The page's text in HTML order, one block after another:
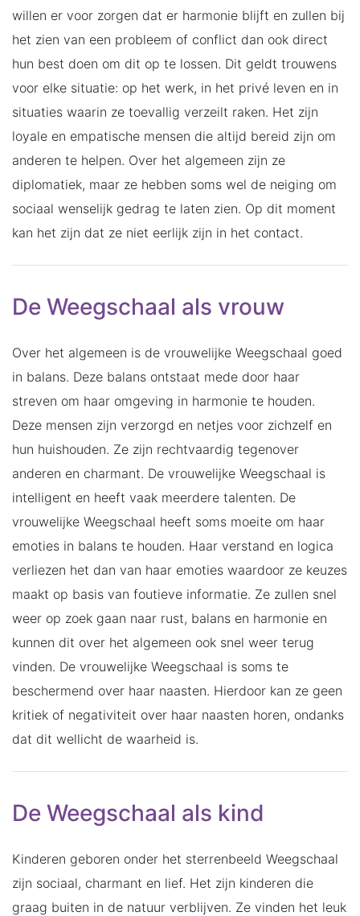
willen er voor zorgen dat er harmonie blijft en zullen bij
het zien van een probleem of conflict dan ook direct
hun best doen om dit op te lossen. Dit geldt trouwens
voor elke situatie: op het werk, in het privé leven en in
situaties waarin ze toevallig verzeilt raken. Het zijn
loyale en empatische mensen die altijd bereid zijn om
anderen te helpen. Over het algemeen zijn ze
diplomatiek, maar ze hebben soms wel de neiging om
sociaal wenselijk gedrag te laten zien. Op dit moment
kan het zijn dat ze niet eerlijk zijn in het contact.
De Weegschaal als vrouw
Over het algemeen is de vrouwelijke Weegschaal goed
in balans. Deze balans ontstaat mede door haar
streven om haar omgeving in harmonie te houden.
Deze mensen zijn verzorgd en netjes voor zichzelf en
hun huishouden. Ze zijn rechtvaardig tegenover
anderen en charmant. De vrouwelijke Weegschaal is
intelligent en heeft vaak meerdere talenten. De
vrouwelijke Weegschaal heeft soms moeite om haar
emoties in balans te houden. Haar verstand en logica
verliezen het dan van haar emoties waardoor ze keuzes
maakt op basis van foutieve informatie. Ze zullen snel
weer op zoek gaan naar rust, balans en harmonie en
kunnen dit over het algemeen ook snel weer terug
vinden. De vrouwelijke Weegschaal is soms te
beschermend over haar naasten. Hierdoor kan ze geen
kritiek of negativiteit over haar naasten horen, ondanks
dat dit wellicht de waarheid is.
De Weegschaal als kind
Kinderen geboren onder het sterrenbeeld Weegschaal
zijn sociaal, charmant en lief. Het zijn kinderen die
graag buiten in de natuur verblijven. Ze vinden het leuk